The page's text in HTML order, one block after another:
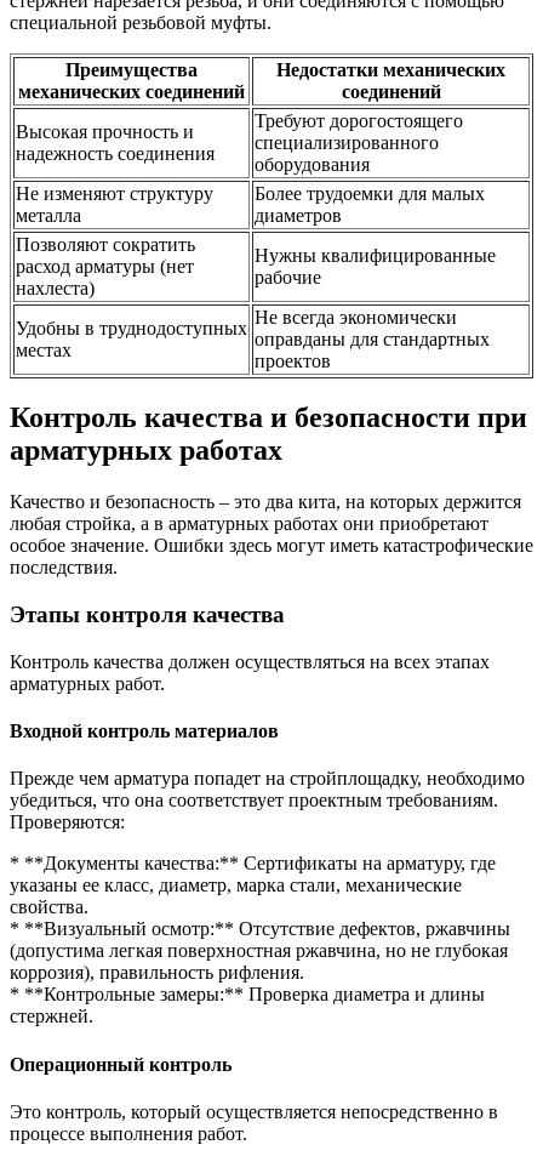
специальной резьбовой муфты.
Преимущества
механических соединений
Недостатки механических
соединений
Высокая прочность и
надежность соединения
Требуют дорогостоящего
специализированного
оборудования
Не изменяют структуру
металла
Более трудоемки для малых
диаметров
Позволяют сократить
расход арматуры (нет
нахлеста)
Нужны квалифицированные
рабочие
Удобны в труднодоступных
местах
Не всегда экономически
оправданы для стандартных
проектов
Контроль качества и безопасности при
арматурных работах
Качество и безопасность – это два кита, на которых держится
любая стройка, а в арматурных работах они приобретают
особое значение. Ошибки здесь могут иметь катастрофические
последствия.
Этапы контроля качества
Контроль качества должен осуществляться на всех этапах
арматурных работ.
Входной контроль материалов
Прежде чем арматура попадет на стройплощадку, необходимо
убедиться, что она соответствует проектным требованиям.
Проверяются:
* **Документы качества:** Сертификаты на арматуру, где
указаны ее класс, диаметр, марка стали, механические
свойства.
* **Визуальный осмотр:** Отсутствие дефектов, ржавчины
(допустима легкая поверхностная ржавчина, но не глубокая
коррозия), правильность рифления.
* **Контрольные замеры:** Проверка диаметра и длины
стержней.
Операционный контроль
Это контроль, который осуществляется непосредственно в
процессе выполнения работ.